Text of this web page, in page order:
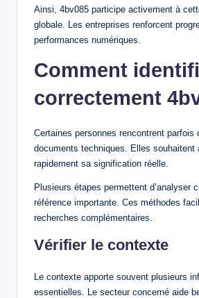
Ainsi, 4bv085 participe activement à
globale. Les entreprises renforcent
performances numériques.
Comment
correctement
Certaines personnes rencontrent parfois
documents techniques. Elles souhaitent
rapidement sa signification réelle.
Plusieurs étapes permettent d’analyser
référence importante. Ces méthodes
recherches complémentaires.
Vérifier le contexte
Le contexte apporte souvent plusieurs
essentielles. Le secteur concerné aide